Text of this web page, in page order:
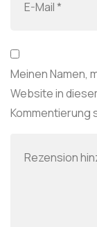
Meinen Namen,
Website in
Kommentierung